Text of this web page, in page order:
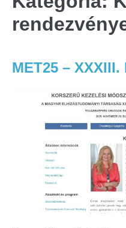
MET25 –